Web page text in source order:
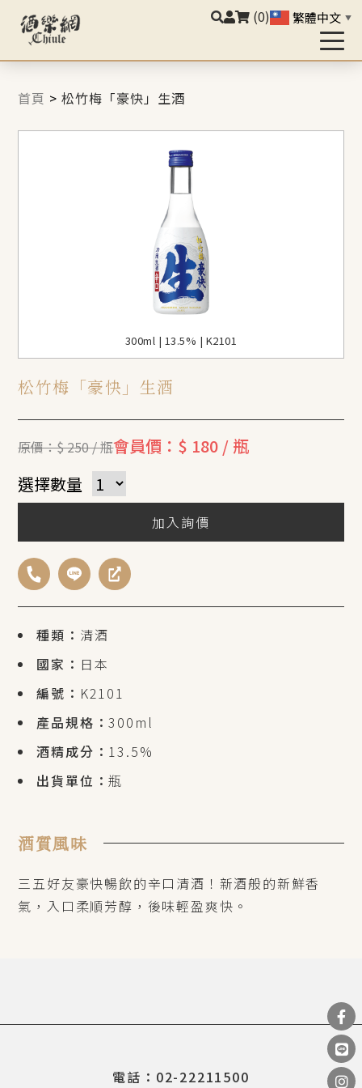
(0) 繁體中文 ▼
首頁 >松竹梅「豪快」生酒
300ml | 13.5% | K2101
松竹梅「豪快」生酒
種類： 清酒
國家： 日本
編號： K2101
產品規格：300ml
酒精成分： 13.5%
出貨單位：瓶
原價：$ 250 / 瓶會員價：$ 180 / 瓶
選擇數量
加入詢價
酒質風味
三五好友豪快暢飲的辛口清酒！新酒般的新鮮香
氣，入口柔順芳醇，後味輕盈爽快。
電話：02-22211500